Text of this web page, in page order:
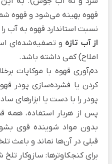
قهوه بهینه می‌شود و قهوه
نسبت استاندارد قهوه به آب را
از آب تازه و تصفیه‌شده‌ای
املاح) کمی داشته باشد.
دم‌آوری قهوه با موکاپات
کردن یا فشرده‌سازی پودر
پودر را با دست یا ابزارهای
پس از هربار استفاده، همه
بدون مواد شوینده قوی
قبلی در آن‌ها نماند و باعث
برای کنجکاوترها: سازوکار